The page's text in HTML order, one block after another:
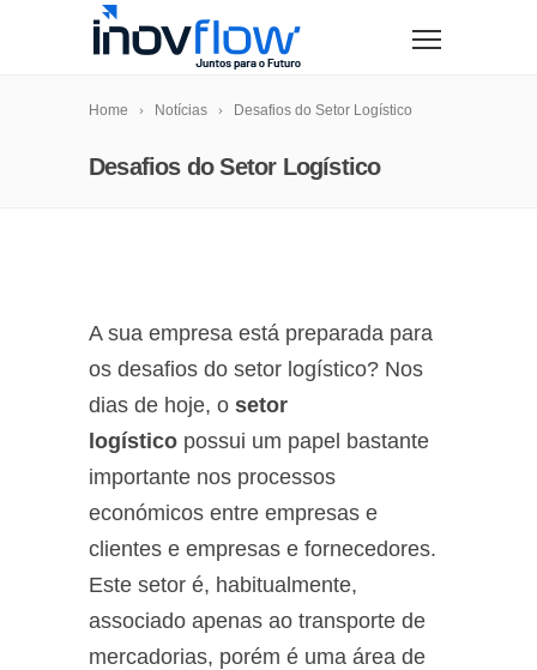
Home Notícias Desafios do Setor Logístico
Desafios do Setor Logístico
A sua empresa está preparada para
os desafios do setor logístico? Nos
dias de hoje, o setor
logístico possui um papel bastante
importante nos processos
económicos entre empresas e
clientes e empresas e fornecedores.
Este setor é, habitualmente,
associado apenas ao transporte de
mercadorias, porém é uma área de